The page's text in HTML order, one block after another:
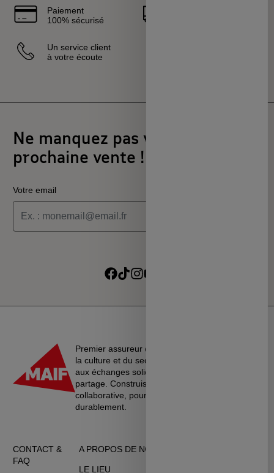
Paiement
100% sécurisé
Un service client
à votre écoute
Ne manquez pas votre
prochaine vente !
Votre email
Je souhaite recevoir les alertes des ventes découvertes du
Premier assureur du monde de l’éducation, de
la culture et du secteur associatif, La MAIF croit
aux échanges solidaires, à l’entraide et au
partage. Construisons une société plus
collaborative, pour vivre ensemble…
durablement.
CONTACT &
FAQ
A PROPOS DE NOUS
LE LIEU